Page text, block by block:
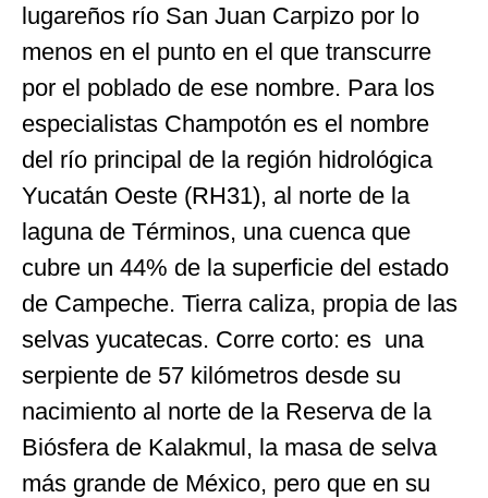
lugareños río San Juan Carpizo por lo
menos en el punto en el que transcurre
por el poblado de ese nombre. Para los
especialistas Champotón es el nombre
del río principal de la región hidrológica
Yucatán Oeste (RH31), al norte de la
laguna de Términos, una cuenca que
cubre un 44% de la superficie del estado
de Campeche. Tierra caliza, propia de las
selvas yucatecas. Corre corto: es una
serpiente de 57 kilómetros desde su
nacimiento al norte de la Reserva de la
Biósfera de Kalakmul, la masa de selva
más grande de México, pero que en su